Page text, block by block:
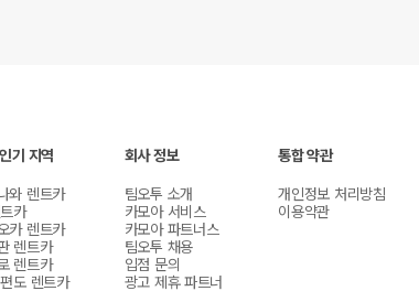
기 지역
와 렌트카
카
카 렌트카
렌트카
렌트카
도 렌트카
회사 정보
팀오투 소개
카모아 서비스
카모아 파트너스
팀오투 채용
입점 문의
광고 제휴 파트너
통합 약관
개인정보 처리방침
이용약관